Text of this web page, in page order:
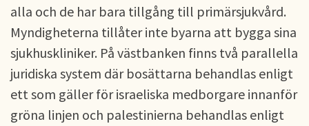
alla och de har bara tillgång till primärsjukvård.
Myndigheterna tillåter inte byarna att bygga sina
sjukhuskliniker. På västbanken finns två parallella
juridiska system där bosättarna behandlas enligt
ett som gäller för israeliska medborgare innanför
gröna linjen och palestinierna behandlas enligt